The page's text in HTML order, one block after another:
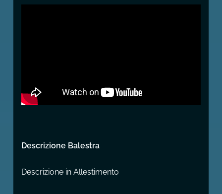
Descrizione Balestra
Descrizione in Allestimento